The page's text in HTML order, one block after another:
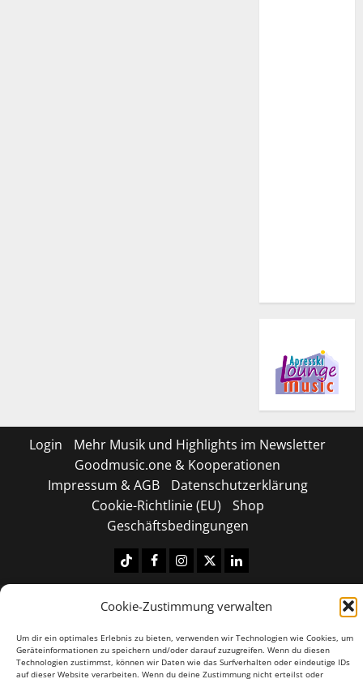
Cookie-Zustimmung verwalten
Um dir ein optimales Erlebnis zu bieten, verwenden wir Technologien wie Cookies, um
Geräteinformationen zu speichern und/oder darauf zuzugreifen. Wenn du diesen
Technologien zustimmst, können wir Daten wie das Surfverhalten oder eindeutige IDs
auf dieser Website verarbeiten. Wenn du deine Zustimmung nicht erteilst oder
Login
Mehr Musik und Highlights im Newsletter
Goodmusic.one & Kooperationen
Impressum & AGB
Datenschutzerklärung
Cookie-Richtlinie (EU)
Shop
Geschäftsbedingungen
TiktokFacebook
Instagram
X LinkedIN
Copyright © 2026 All rights reserved.|MoreNews
by